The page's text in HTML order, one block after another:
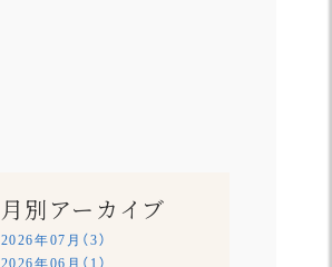
月別アーカイブ
2026年07月（3）
2026年06月（1）